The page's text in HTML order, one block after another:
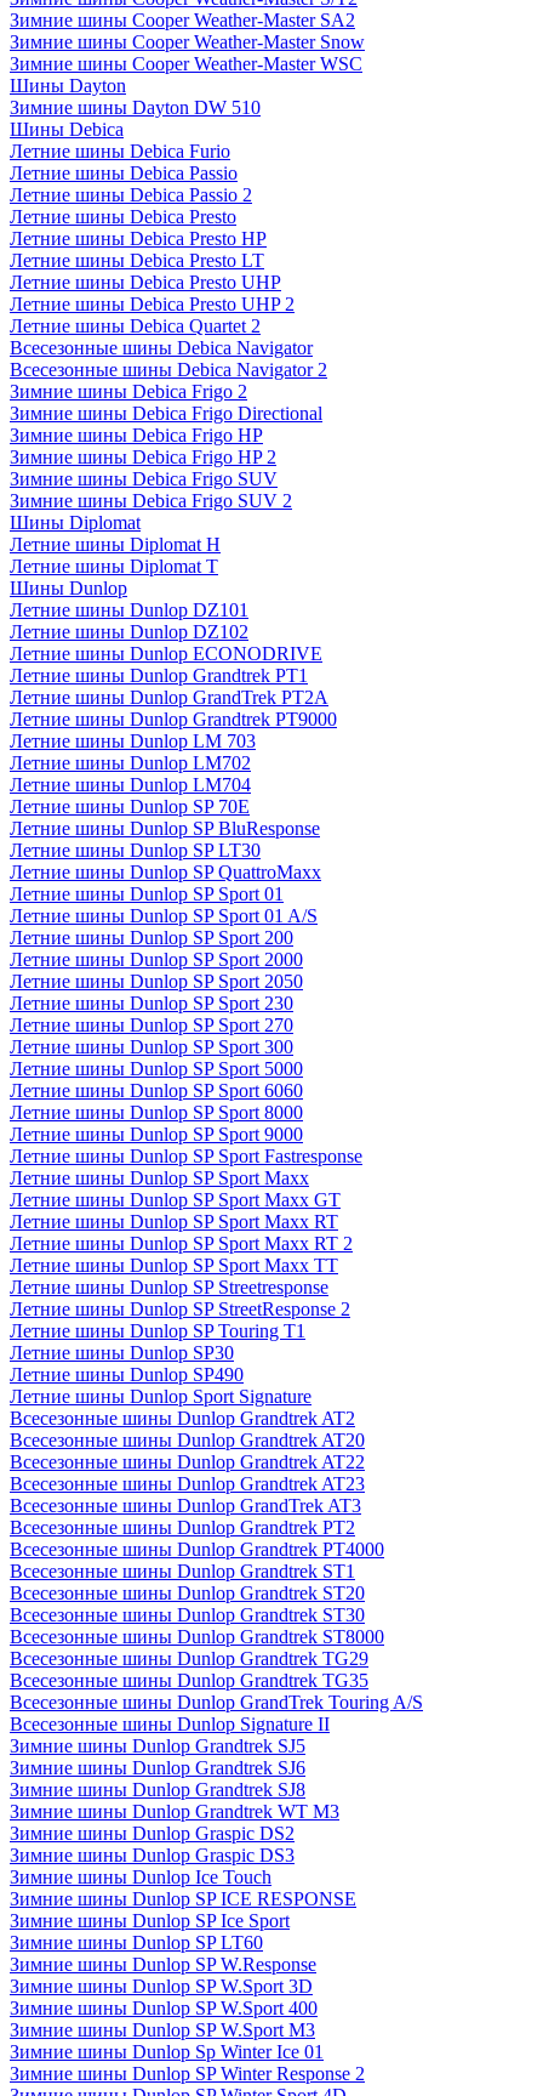
Зимние шины Cooper Weather-Master SA2
Зимние шины Cooper Weather-Master Snow
Зимние шины Cooper Weather-Master WSC
Шины Dayton
Зимние шины Dayton DW 510
Шины Debica
Летние шины Debica Furio
Летние шины Debica Passio
Летние шины Debica Passio 2
Летние шины Debica Presto
Летние шины Debica Presto HP
Летние шины Debica Presto LT
Летние шины Debica Presto UHP
Летние шины Debica Presto UHP 2
Летние шины Debica Quartet 2
Всесезонные шины Debica Navigator
Всесезонные шины Debica Navigator 2
Зимние шины Debica Frigo 2
Зимние шины Debica Frigo Directional
Зимние шины Debica Frigo HP
Зимние шины Debica Frigo HP 2
Зимние шины Debica Frigo SUV
Зимние шины Debica Frigo SUV 2
Шины Diplomat
Летние шины Diplomat H
Летние шины Diplomat T
Шины Dunlop
Летние шины Dunlop DZ101
Летние шины Dunlop DZ102
Летние шины Dunlop ECONODRIVE
Летние шины Dunlop Grandtrek PT1
Летние шины Dunlop GrandTrek PT2A
Летние шины Dunlop Grandtrek PT9000
Летние шины Dunlop LM 703
Летние шины Dunlop LM702
Летние шины Dunlop LM704
Летние шины Dunlop SP 70E
Летние шины Dunlop SP BluResponse
Летние шины Dunlop SP LT30
Летние шины Dunlop SP QuattroMaxx
Летние шины Dunlop SP Sport 01
Летние шины Dunlop SP Sport 01 A/S
Летние шины Dunlop SP Sport 200
Летние шины Dunlop SP Sport 2000
Летние шины Dunlop SP Sport 2050
Летние шины Dunlop SP Sport 230
Летние шины Dunlop SP Sport 270
Летние шины Dunlop SP Sport 300
Летние шины Dunlop SP Sport 5000
Летние шины Dunlop SP Sport 6060
Летние шины Dunlop SP Sport 8000
Летние шины Dunlop SP Sport 9000
Летние шины Dunlop SP Sport Fastresponse
Летние шины Dunlop SP Sport Maxx
Летние шины Dunlop SP Sport Maxx GT
Летние шины Dunlop SP Sport Maxx RT
Летние шины Dunlop SP Sport Maxx RT 2
Летние шины Dunlop SP Sport Maxx TT
Летние шины Dunlop SP Streetresponse
Летние шины Dunlop SP StreetResponse 2
Летние шины Dunlop SP Touring T1
Летние шины Dunlop SP30
Летние шины Dunlop SP490
Летние шины Dunlop Sport Signature
Всесезонные шины Dunlop Grandtrek AT2
Всесезонные шины Dunlop Grandtrek AT20
Всесезонные шины Dunlop Grandtrek AT22
Всесезонные шины Dunlop Grandtrek AT23
Всесезонные шины Dunlop GrandTrek AT3
Всесезонные шины Dunlop Grandtrek PT2
Всесезонные шины Dunlop Grandtrek PT4000
Всесезонные шины Dunlop Grandtrek ST1
Всесезонные шины Dunlop Grandtrek ST20
Всесезонные шины Dunlop Grandtrek ST30
Всесезонные шины Dunlop Grandtrek ST8000
Всесезонные шины Dunlop Grandtrek TG29
Всесезонные шины Dunlop Grandtrek TG35
Всесезонные шины Dunlop GrandTrek Touring A/S
Всесезонные шины Dunlop Signature II
Зимние шины Dunlop Grandtrek SJ5
Зимние шины Dunlop Grandtrek SJ6
Зимние шины Dunlop Grandtrek SJ8
Зимние шины Dunlop Grandtrek WT M3
Зимние шины Dunlop Graspic DS2
Зимние шины Dunlop Graspic DS3
Зимние шины Dunlop Ice Touch
Зимние шины Dunlop SP ICE RESPONSE
Зимние шины Dunlop SP Ice Sport
Зимние шины Dunlop SP LT60
Зимние шины Dunlop SP W.Response
Зимние шины Dunlop SP W.Sport 3D
Зимние шины Dunlop SP W.Sport 400
Зимние шины Dunlop SP W.Sport M3
Зимние шины Dunlop Sp Winter Ice 01
Зимние шины Dunlop SP Winter Response 2